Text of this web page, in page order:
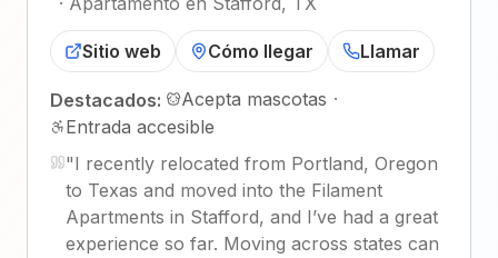
Sitio web Cómo llegar Llamar
Destacados: Acepta mascotas ·
Entrada accesible
"I recently relocated from Portland, Oregon
to Texas and moved into the Filament
Apartments in Stafford, and I’ve had a great
experience so far. Moving across states can